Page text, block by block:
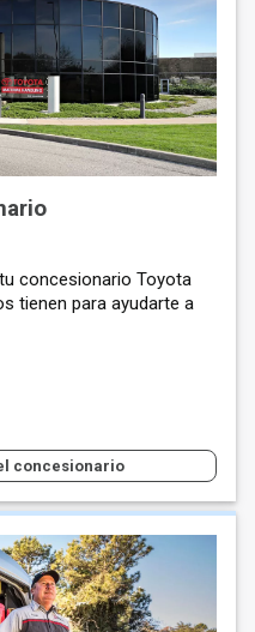
concesionario Toyota
tienen para ayudarte a
concesionario